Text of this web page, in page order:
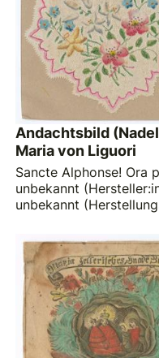
Andachtsbild
Maria von Liguori
Sancte Alphonse! Ora
unbekannt
unbekannt